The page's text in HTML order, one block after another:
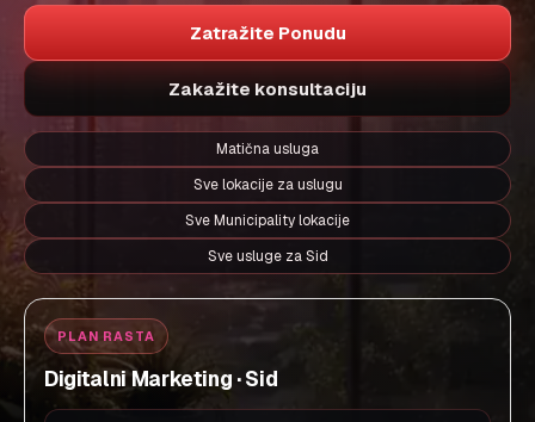
Zatražite Ponudu
Zakažite konsultaciju
Matična usluga
Sve lokacije za uslugu
Sve Municipality lokacije
Sve usluge za Sid
PLAN RASTA
Digitalni Marketing · Sid